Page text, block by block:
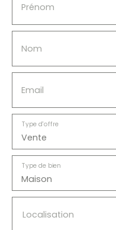
qui recherchent de
bien fonctionnel
découvrir sans tarder !
Prénom
Nom
Email
Vente
Type d'offre
Maison
Type de bien
Localisation